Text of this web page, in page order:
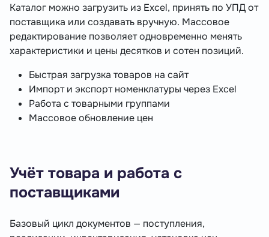
Каталог можно загрузить из Excel, принять по УПД от
поставщика или создавать вручную. Массовое
редактирование позволяет одновременно менять
характеристики и цены десятков и сотен позиций.
Быстрая загрузка товаров на сайт
Импорт и экспорт номенклатуры через Excel
Работа с товарными группами
Массовое обновление цен
Учёт товара и работа с
поставщиками
Базовый цикл документов — поступления,